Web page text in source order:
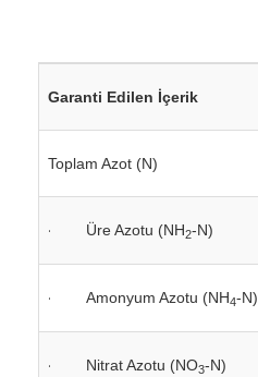
Garanti Edilen İçerik
Toplam Azot (N)
· Üre Azotu (NH2-N)
· Amonyum Azotu (NH4-N)
· Nitrat Azotu (NO3-N)